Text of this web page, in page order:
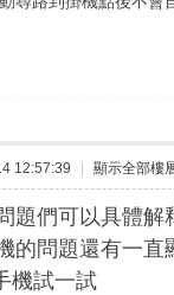
12:57:39 顯示全部樓
題們可以具體解
的問題還有一直
機試一試